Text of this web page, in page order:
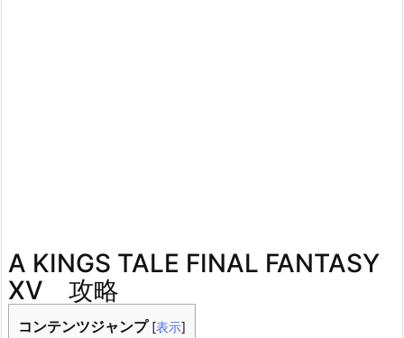
A KINGS TALE FINAL FANTASY
XV 攻略
コンテンツジャンプ [表示]